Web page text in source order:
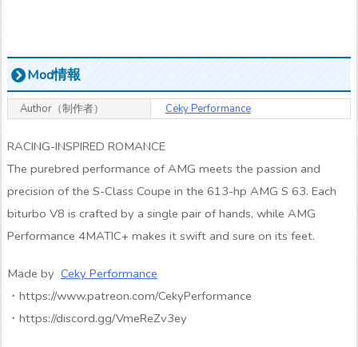
Mod情報
Author（制作者） Ceky Performance
RACING-INSPIRED ROMANCE
The purebred performance of AMG meets the passion and
precision of the S-Class Coupe in the 613-hp AMG S 63. Each
biturbo V8 is crafted by a single pair of hands, while AMG
Performance 4MATIC+ makes it swift and sure on its feet.
Made by Ceky Performance
・https://www.patreon.com/CekyPerformance
・https://discord.gg/VmeReZv3ey